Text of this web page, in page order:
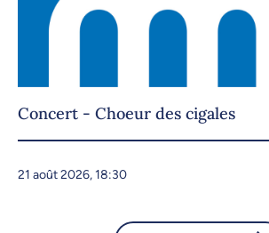
Concert - Choeur des cigales
21 août 2026, 18:30